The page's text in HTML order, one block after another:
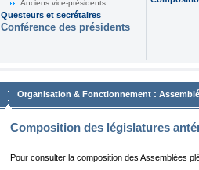
Anciens vice-présidents
Questeurs et secrétaires
Conférence des présidents
Organisation & Fonctionnement :
Composition des législatures
Pour consulter la composition des Assemblées